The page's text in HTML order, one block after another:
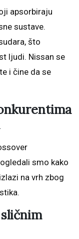
apsorbiraju
sustave.
što
ljudi. Nissan se
i čine da se
smo kako
na vrh zbog